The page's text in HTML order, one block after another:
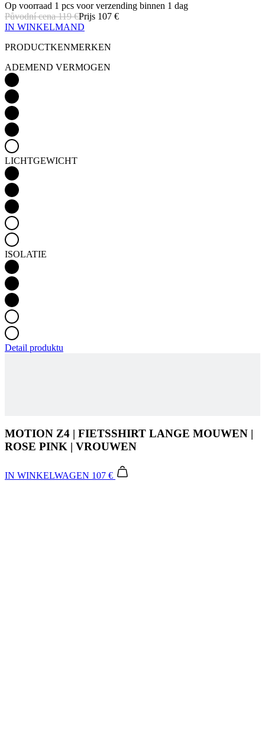
Op voorraad 1 pcs voor verzending binnen 1 dag
Prijs 107 €
Původní cena119 €
IN WINKELMAND
PRODUCTKENMERKEN
ADEMEND VERMOGEN
LICHTGEWICHT
ISOLATIE
Detail produktu
MOTION Z4 | FIETSSHIRT LANGE MOUWEN |
ROSE PINK | VROUWEN
IN WINKELWAGEN 107 €